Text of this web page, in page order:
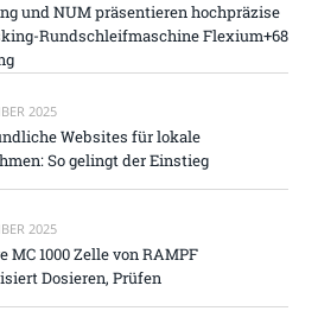
und NUM präsentieren hochpräzise
Rundschleifmaschine Flexium+68
2025
Websites für lokale
So gelingt der Einstieg
2025
MC 1000 Zelle von RAMPF
Dosieren, Prüfen